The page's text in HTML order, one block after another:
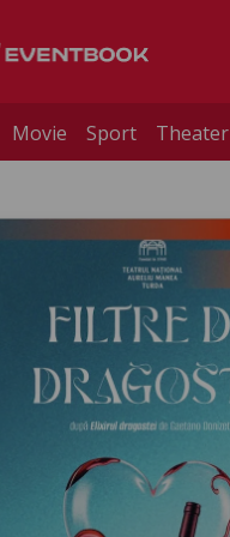
Movie Sport Theater